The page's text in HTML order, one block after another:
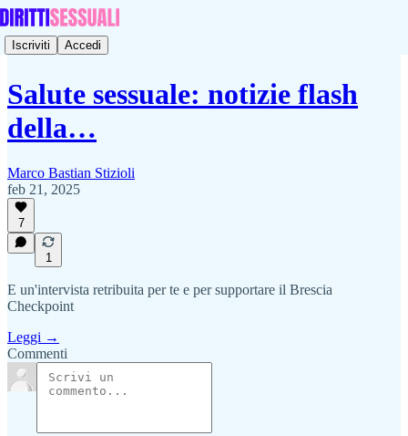
Iscriviti Accedi
Salute sessuale: notizie flash
della…
Marco Bastian Stizioli
feb 21, 2025
7
1
E un'intervista retribuita per te e per supportare il Brescia
Checkpoint
Leggi →
Commenti